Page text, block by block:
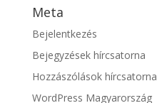
Meta
Bejelentkezés
Bejegyzések hírcsatorna
Hozzászólások hírcsatorna
WordPress Magyarország